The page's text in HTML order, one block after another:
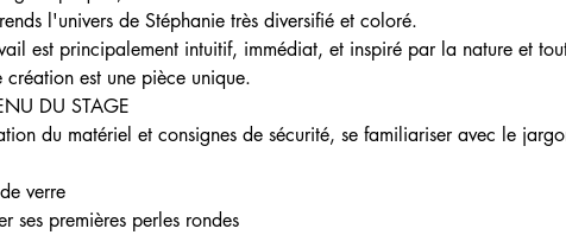
l'univers de Stéphanie très diversifié et coloré.
est principalement intuitif, immédiat, et inspiré par la nature et
création est une pièce unique.
DU STAGE
du matériel et consignes de sécurité, se familiariser avec le
verre
ses premières perles rondes